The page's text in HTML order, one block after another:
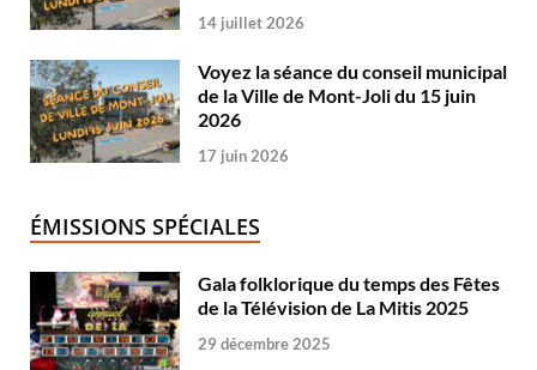
14 juillet 2026
Voyez la séance du conseil municipal
de la Ville de Mont-Joli du 15 juin
2026
17 juin 2026
ÉMISSIONS SPÉCIALES
Gala folklorique du temps des Fêtes
de la Télévision de La Mitis 2025
29 décembre 2025